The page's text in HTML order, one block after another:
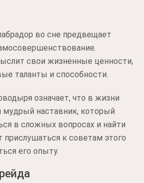
во сне предвещает
свои жизненные ценности,
таланты и способности.
означает, что в жизни
мудрый наставник, который
в сложных вопросах и найти
прислушаться к советам этого
его опыту.